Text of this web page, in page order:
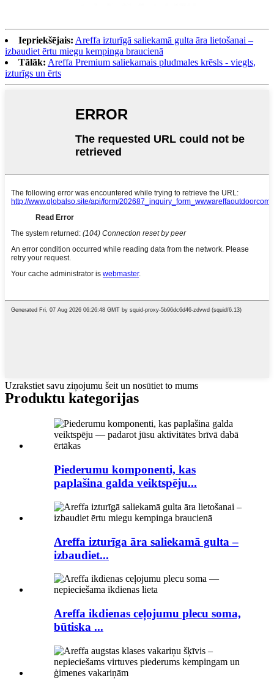
Iepriekšējais: Areffa izturīgā saliekamā gulta āra lietošanai –
izbaudiet ērtu miegu kempinga braucienā
Tālāk: Areffa Premium saliekamais pludmales krēsls - viegls,
izturīgs un ērts
Uzrakstiet savu ziņojumu šeit un nosūtiet to mums
Produktu kategorijas
Piederumu komponenti, kas
paplašina galda veiktspēju...
Areffa izturīga āra saliekamā gulta –
izbaudiet...
Areffa ikdienas ceļojumu plecu soma,
būtiska ...